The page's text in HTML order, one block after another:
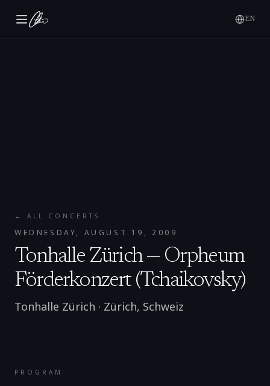
EN
← ALL CONCERTS
WEDNESDAY, AUGUST 19, 2009
Tonhalle Zürich — Orpheum
Förderkonzert (Tchaikovsky)
Tonhalle Zürich · Zürich, Schweiz
PROGRAM